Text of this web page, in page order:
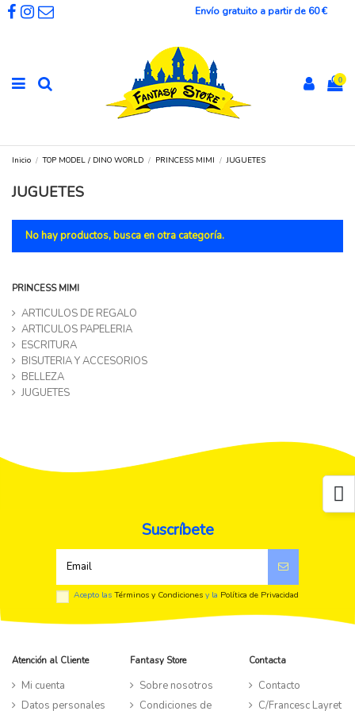
Envío gratuito a partir de 60 €
0
Inicio TOP MODEL / DINO WORLD PRINCESS MIMI JUGUETES
JUGUETES
No hay productos, busca en otra categoría.
PRINCESS MIMI
ARTICULOS DE REGALO
ARTICULOS PAPELERIA
ESCRITURA
BISUTERIA Y ACCESORIOS
BELLEZA
JUGUETES
Suscríbete
Acepto lasTérminos y Condiciones y la Política de Privacidad
Atención al Cliente
Mi cuenta
Datos personales
Fantasy Store
Sobre nosotros
Condiciones de
Contacta
Contacto
C/Francesc Layret